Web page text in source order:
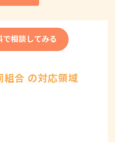
相談してみる
合 の対応領域